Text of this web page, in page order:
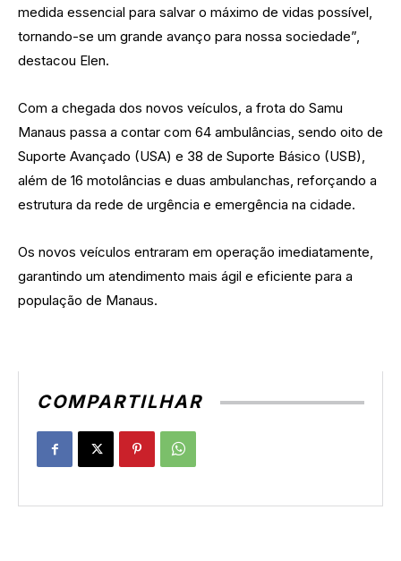
medida essencial para salvar o máximo de vidas possível,
tornando-se um grande avanço para nossa sociedade”,
destacou Elen.
Com a chegada dos novos veículos, a frota do Samu
Manaus passa a contar com 64 ambulâncias, sendo oito de
Suporte Avançado (USA) e 38 de Suporte Básico (USB),
além de 16 motolâncias e duas ambulanchas, reforçando a
estrutura da rede de urgência e emergência na cidade.
Os novos veículos entraram em operação imediatamente,
garantindo um atendimento mais ágil e eficiente para a
população de Manaus.
COMPARTILHAR